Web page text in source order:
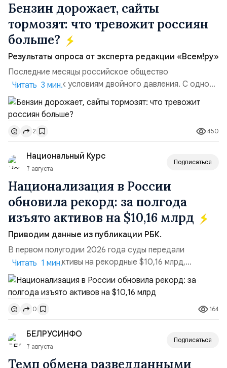
Бензин дорожает, сайты
тормозят: что тревожит россиян
больше?
Результаты опроса от эксперта редакции «Всем!ру»
Последние месяцы российское общество
адаптируется к условиям двойного давления. С одной
стороны, происходит рост цен на товары первой
необходимости, инфляция и локальные сбои в
поставках бензина. А с другой – технологическая
турбулентность: перебои в работе интернета,
блокировки сайтов, необходимость осваивать VPN и
российские платформы.Что из этого бье...
Читать 3 мин.
2 450
Национальный Курс
7 августа
Подписаться
Национализация в России
обновила рекорд: за полгода
изъято активов на $10,16 млрд
Приводим данные из публикации РБК.
В первом полугодии 2026 года суды передали
государству активы на рекордные $10,16 млрд,
подсчитали аналитики AK&M. Это в 2,5 раза больше,
чем за аналогичный период 2025 года ($3,95 млрд).
Всего зафиксировано 15 национализационных
транзакций, которые обеспечили 42,2% денежного
объёма всего российского рынка слияний и
поглощений. Крупнейшей ...
Читать 1 мин.
0 164
БЕЛРУСИНФО
7 августа
Подписаться
Темп обмена разведданными